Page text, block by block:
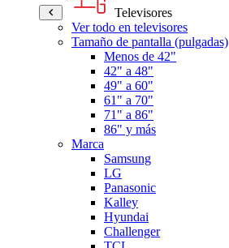
Televisores
Ver todo en televisores
Tamaño de pantalla (pulgadas)
Menos de 42"
42" a 48"
49" a 60"
61" a 70"
71" a 86"
86" y más
Marca
Samsung
LG
Panasonic
Kalley
Hyundai
Challenger